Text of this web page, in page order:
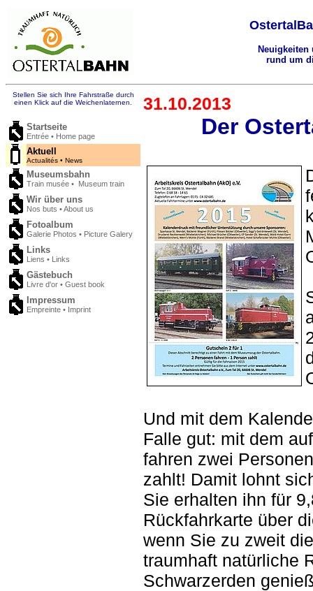
rund um
Stellen Sie sich Ihre Fahrstraße durch
einen Klick auf die Weichenlaternen.
Startseite
Entrée • Home page
Aktuell
Actualités • News
Museumsbahn
Train musée • Museum train
Wir über uns
Nos buts • About us
Fotoalbum
Galerie Photos • Picture Galery
Links
Liens • Links
Gästebuch
Livre d'or • Guest book
Impressum
Empreinte • Imprint
31.10.2013
Der
Und mit dem
Falle gut: mit dem
fahren zwei
zahlt! Damit lohnt
Sie erhalten ihn für
Rückfahrkarte über
wenn Sie zu zweit
traumhaft natürliche
Schwarzerden